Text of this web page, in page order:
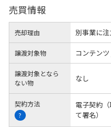
売買情報
売却理由 別事業に
譲渡対象物 コンテン
譲渡対象となら
ない物
なし
契約方法
?
電子契約
て署名）